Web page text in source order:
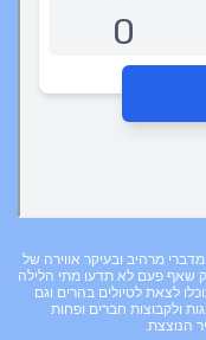
מרהיב ובעיקר אווירה של
שאף פעם לא תדעו מתי הלילה
לצאת לטיולים בהרים וגם
ולקבוצות חברים ופחות